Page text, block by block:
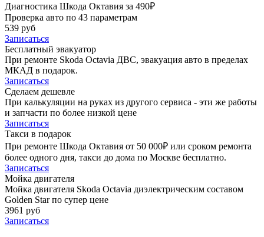
Диагностика Шкода Октавия за 490₽
Проверка авто по 43 параметрам
539 руб
Записаться
Бесплатный эвакуатор
При ремонте Skoda Octavia ДВС, эвакуация авто в пределах
МКАД в подарок.
Записаться
Сделаем дешевле
При калькуляции на руках из другого сервиса - эти же работы
и запчасти по более низкой цене
Записаться
Такси в подарок
При ремонте Шкода Октавия от 50 000₽ или сроком ремонта
более одного дня, такси до дома по Москве бесплатно.
Записаться
Мойка двигателя
Мойка двигателя Skoda Octavia диэлектрическим составом
Golden Star по супер цене
3961 руб
Записаться